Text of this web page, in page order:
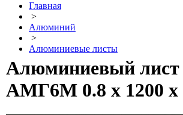
Главная
>
Алюминий
>
Алюминиевые листы
Алюминиевый лист
АМГ6М 0.8 х 1200 х